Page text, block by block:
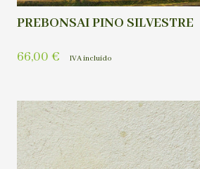
PREBONSAI PINO SILVESTRE
66,00 € IVA incluído